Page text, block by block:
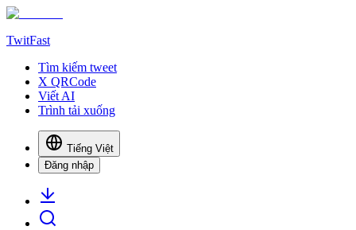
TwitFast
Tìm kiếm tweet
X QRCode
Viết AI
Trình tải xuống
Tiếng Việt
Đăng nhập